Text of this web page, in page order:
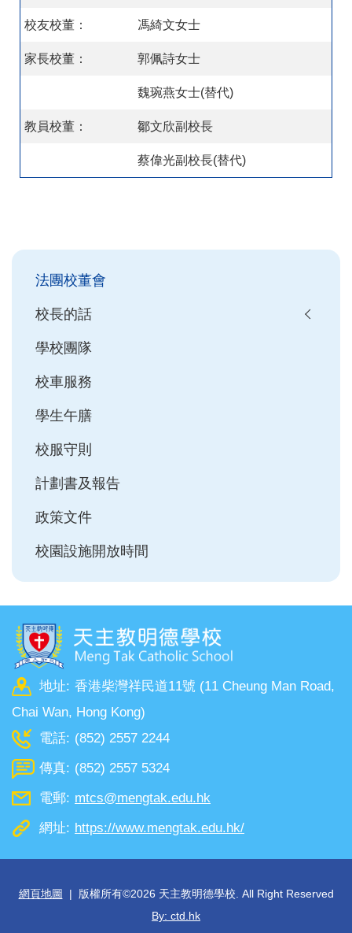
校友校董： 馮綺文女士
家長校董： 郭佩詩女士
魏琬燕女士(替代)
教員校董： 鄒文欣副校長
蔡偉光副校長(替代)
Main
navigation
法團校董會
校長的話
學校團隊
校車服務
學生午膳
校服守則
計劃書及報告
政策文件
校園設施開放時間
地址: 香港柴灣祥民道11號 (11 Cheung Man Road,
Chai Wan, Hong Kong)
電話: (852) 2557 2244
傳真: (852) 2557 5324
電郵: mtcs@mengtak.edu.hk
網址: https://www.mengtak.edu.hk/
網頁地圖 | 版權所有©2026 天主教明德學校. All Right Reserved
By: ctd.hk